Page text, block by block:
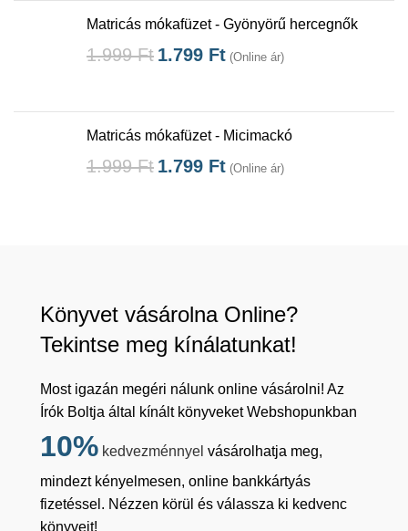
Matricás mókafüzet - Gyönyörű hercegnők
1.999Ft 1.799 Ft (Online ár)
Matricás mókafüzet - Micimackó
1.999Ft 1.799 Ft (Online ár)
Könyvet vásárolna Online?
Tekintse meg kínálatunkat!
Most igazán megéri nálunk online vásárolni! Az
Írók Boltja által kínált könyveket Webshopunkban
10% kedvezménnyel vásárolhatja meg,
mindezt kényelmesen, online bankkártyás
fizetéssel. Nézzen körül és válassza ki kedvenc
könyveit!